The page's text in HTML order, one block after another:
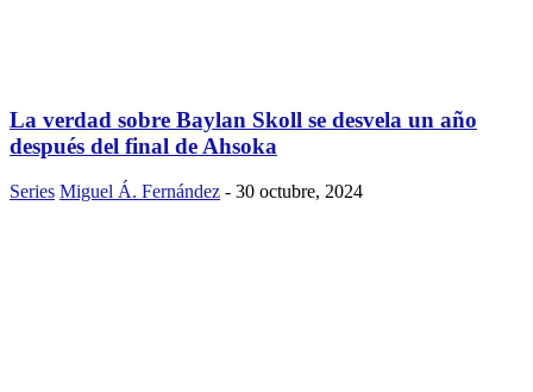
La verdad sobre Baylan Skoll se desvela un año
después del final de Ahsoka
Series Miguel Á. Fernández - 30 octubre, 2024